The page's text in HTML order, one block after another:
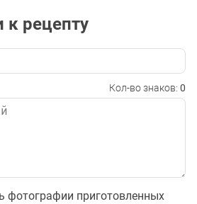
рецепту
Кол-во знаков: 0
фотографии приготовленных